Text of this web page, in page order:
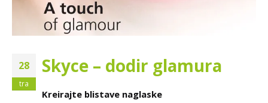
28
tra
Skyce – dodir glamura
Kreirajte blistave naglaske
oprema za
ordinaciju dr.
Diplomat Dental MODEL
Bijeljini